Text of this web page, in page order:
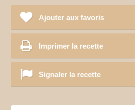
Ajouter aux favoris
Imprimer la recette
Signaler la recette